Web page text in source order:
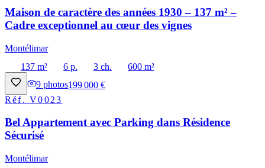
Maison de caractère des années 1930 – 137 m² –
Cadre exceptionnel au cœur des vignes
Montélimar
137 m²
6 p. 3 ch.
600 m²
9 photos199 000 €
Réf.V0023
Bel Appartement avec Parking dans Résidence
Sécurisé
Montélimar